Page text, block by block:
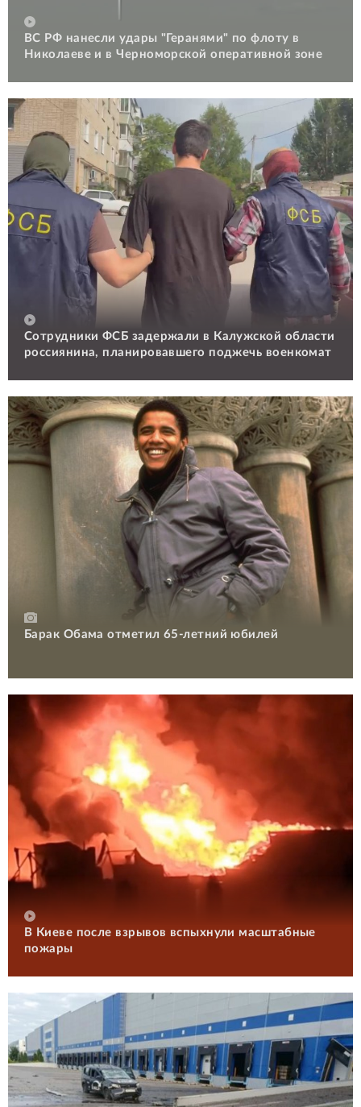
ВС РФ нанесли удары "Геранями" по флоту в
Николаеве и в Черноморской оперативной зоне
Сотрудники ФСБ задержали в Калужской области
россиянина, планировавшего поджечь военкомат
Барак Обама отметил 65-летний юбилей
В Киеве после взрывов вспыхнули масштабные
пожары